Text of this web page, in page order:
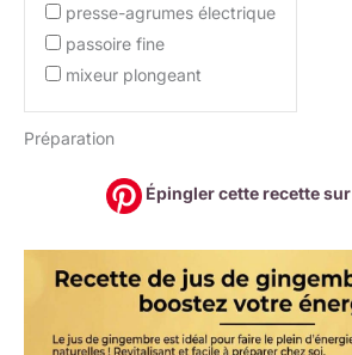
presse-agrumes électrique
passoire fine
mixeur plongeant
Préparation
Épingler cette recette